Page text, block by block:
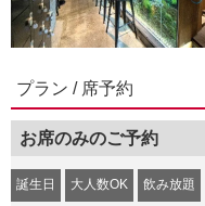
プラン / 席予約
お席のみのご予約
誕生日 大人数OK 飲み放題